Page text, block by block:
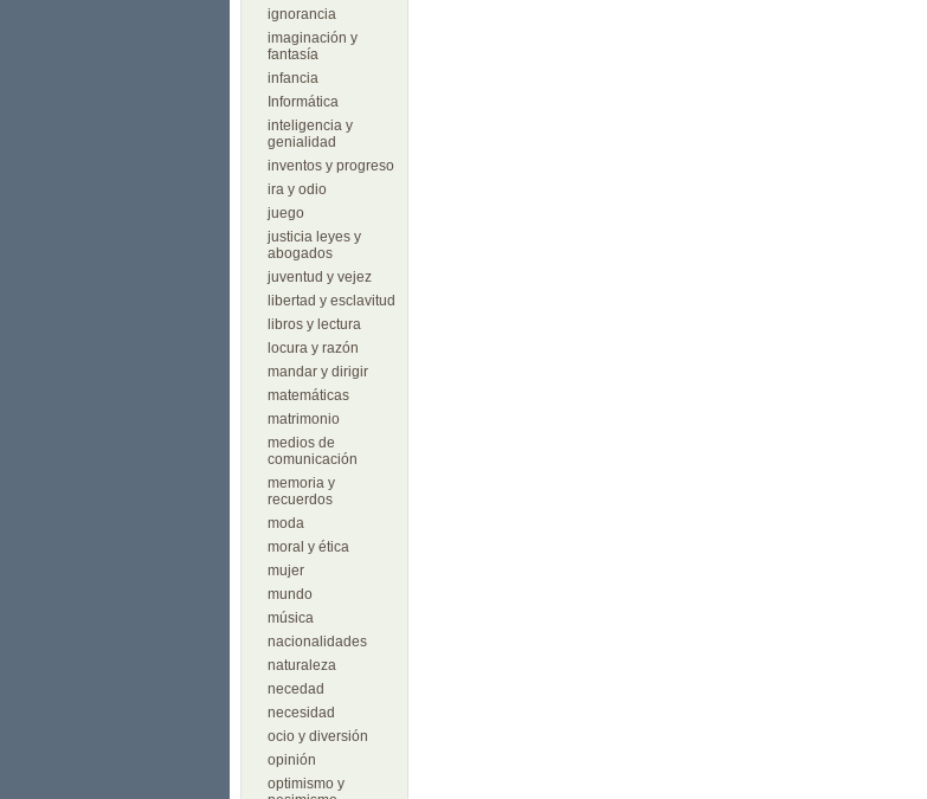
ignorancia
imaginación y
fantasía
infancia
Informática
inteligencia y
genialidad
inventos y progreso
ira y odio
juego
justicia leyes y
abogados
juventud y vejez
libertad y esclavitud
libros y lectura
locura y razón
mandar y dirigir
matemáticas
matrimonio
medios de
comunicación
memoria y
recuerdos
moda
moral y ética
mujer
mundo
música
nacionalidades
naturaleza
necedad
necesidad
ocio y diversión
opinión
optimismo y